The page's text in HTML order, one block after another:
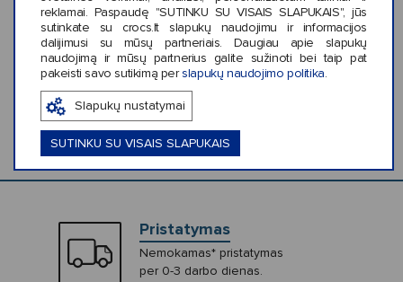
reklamai. Paspaudę "SUTINKU SU VISAIS SLAPUKAIS", jūs
sutinkate su crocs.lt slapukų naudojimu ir informacijos
dalijimusi su mūsų partneriais. Daugiau apie slapukų
naudojimą ir mūsų partnerius galite sužinoti bei taip pat
pakeisti savo sutikimą per slapukų naudojimo politika
Slapukų nustatymai
SUTINKU SU VISAIS SLAPUKAIS
APIE CROCS™
KLIENTŲ ATSILIEPIMAI (0)
Pristatymas
Nemokamas* pristatymas
per 0-3 darbo dienas.